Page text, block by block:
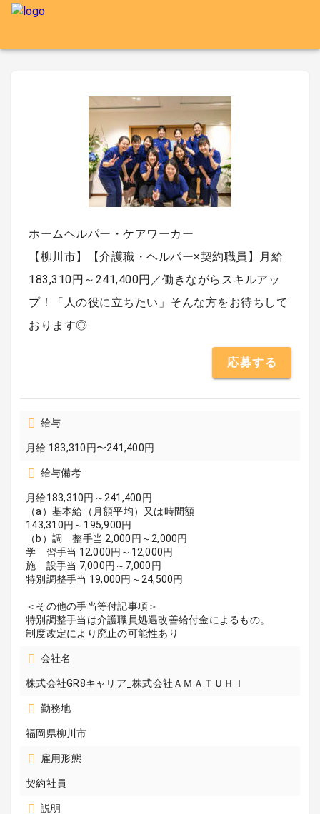
ホームヘルパー・ケアワーカー
【柳川市】【介護職・ヘルパー×契約職員】月給
183,310円～241,400円／働きながらスキルアッ
プ！「人の役に立ちたい」そんな方をお待ちして
おります◎
応募する
給与
月給 183,310円〜241,400円
給与備考
月給183,310円～241,400円
（a）基本給（月額平均）又は時間額
143,310円～195,900円
（b）調 整手当 2,000円～2,000円
学 習手当 12,000円～12,000円
施 設手当 7,000円～7,000円
特別調整手当 19,000円～24,500円
＜その他の手当等付記事項＞
特別調整手当は介護職員処遇改善給付金によるもの。
制度改定により廃止の可能性あり
会社名
株式会社GR8キャリア_株式会社ＡＭＡＴＵＨＩ
勤務地
福岡県柳川市
雇用形態
契約社員
説明